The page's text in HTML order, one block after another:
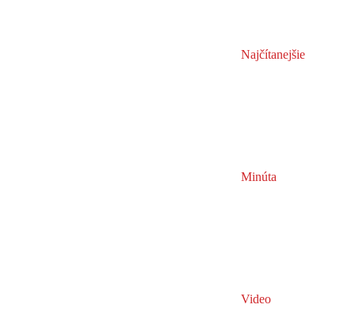
Najčítanejšie
Minúta
Video